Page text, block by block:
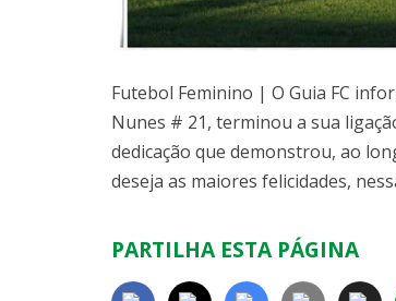
Futebol Feminino | O Guia FC
Nunes # 21, terminou a sua
dedicação que demonstrou, ao
deseja as maiores felicidades,
PARTILHA ESTA PÁGINA